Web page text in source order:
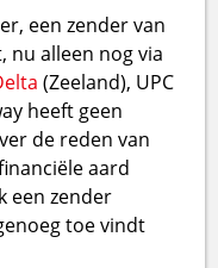
een zender van
nu alleen nog via
(Zeeland), UPC
heeft geen
de reden van
aard
een zender
toe vindt